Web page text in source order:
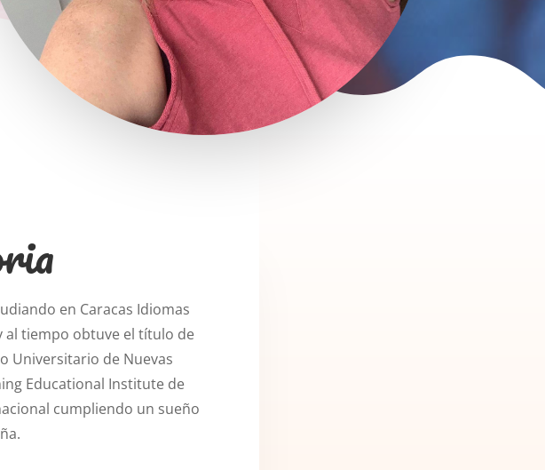
en Caracas Idiomas
al tiempo obtuve el título de
Universitario de Nuevas
Educational Institute de
cumpliendo un sueño